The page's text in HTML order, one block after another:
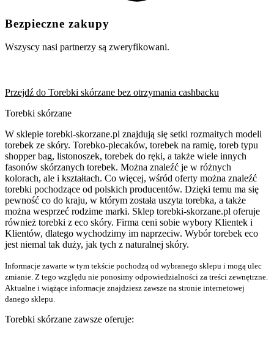
Bezpieczne zakupy
Wszyscy nasi partnerzy są zweryfikowani.
Przejdź do Torebki skórzane bez otrzymania cashbacku
Torebki skórzane
W sklepie torebki-skorzane.pl znajdują się setki rozmaitych modeli
torebek ze skóry. Torebko-plecaków, torebek na ramię, toreb typu
shopper bag, listonoszek, torebek do ręki, a także wiele innych
fasonów skórzanych torebek. Można znaleźć je w różnych
kolorach, ale i kształtach. Co więcej, wśród oferty można znaleźć
torebki pochodzące od polskich producentów. Dzięki temu ma się
pewność co do kraju, w którym została uszyta torebka, a także
można wesprzeć rodzime marki. Sklep torebki-skorzane.pl oferuje
również torebki z eco skóry. Firma ceni sobie wybory Klientek i
Klientów, dlatego wychodzimy im naprzeciw. Wybór torebek eco
jest niemal tak duży, jak tych z naturalnej skóry.
Informacje zawarte w tym tekście pochodzą od wybranego sklepu i mogą ulec
zmianie. Z tego względu nie ponosimy odpowiedzialności za treści zewnętrzne.
Aktualne i wiążące informacje znajdziesz zawsze na stronie internetowej
danego sklepu.
Torebki skórzane zawsze oferuje: